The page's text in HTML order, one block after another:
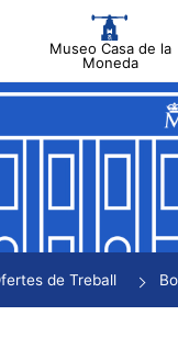
Museo Casa de la
Moneda
de Treball